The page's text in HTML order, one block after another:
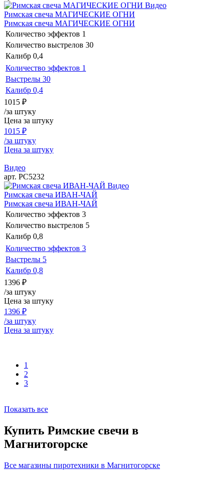
Видео
Римская свеча МАГИЧЕСКИЕ ОГНИ
Римская свеча МАГИЧЕСКИЕ ОГНИ
Количество эффектов 1
Количество выстрелов 30
Калибр 0,4
Количество эффектов 1
Выстрелы 30
Калибр 0,4
1015 ₽
/за штуку
Цена за штуку
1015 ₽
/за штуку
Цена за штуку
Видео
арт. РС5232
Видео
Римская свеча ИВАН-ЧАЙ
Римская свеча ИВАН-ЧАЙ
Количество эффектов 3
Количество выстрелов 5
Калибр 0,8
Количество эффектов 3
Выстрелы 5
Калибр 0,8
1396 ₽
/за штуку
Цена за штуку
1396 ₽
/за штуку
Цена за штуку
1
2
3
Показать все
Купить Римские свечи в
Магнитогорске
Все магазины пиротехники в Магнитогорске